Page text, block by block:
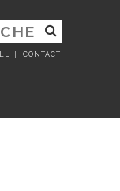
CONTACT